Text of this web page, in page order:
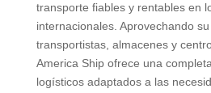
transporte fiables y rentables en
internacionales. Aprovechando
transportistas, almacenes y
America Ship ofrece una
logísticos adaptados a las